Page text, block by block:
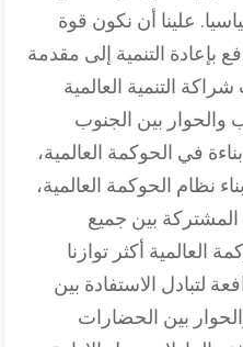
علينا أن نكون قوة
بإعادة التنمية إلى مقدمة
شراكة التنمية العالمية
والحوار بين الجنوب
في الحوكمة العالمية،
نظام الحوكمة العالمية،
المشتركة بين جميع
العالمية أكثر توازنا
لتبادل الاستفادة بين
بين الحضارات